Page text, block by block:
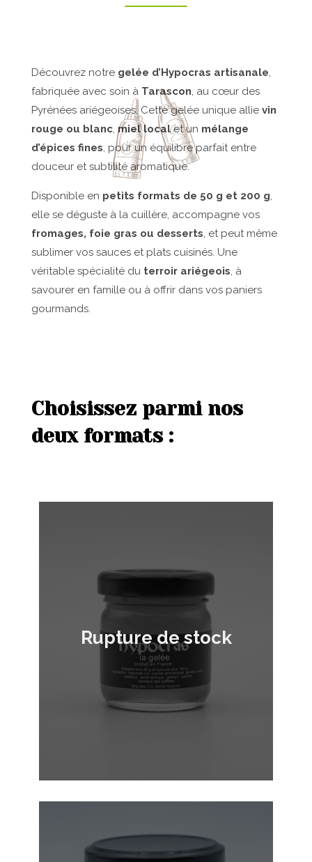
Découvrez notre gelée d’Hypocras artisanale,
fabriquée avec soin à Tarascon, au cœur des
Pyrénées ariégeoises. Cette gelée unique allie vin
rouge ou blanc, miel localet un mélange
d’épices fines, pour un équilibre parfait entre
douceur et subtilité aromatique.
Disponible en petits formats de 50 g et 200 g,
elle se déguste à la cuillère, accompagne vos
fromages, foie gras ou desserts, et peut même
sublimer vos sauces et plats cuisinés. Une
véritable spécialité du terroir ariégeois, à
savourer en famille ou à offrir dans vos paniers
gourmands.
Choisissez parmi nos
deux formats :
Rupture de stock